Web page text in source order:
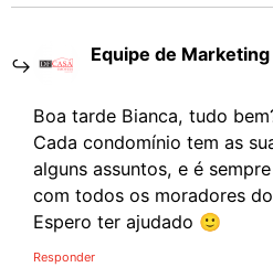
Equipe de Marketing
Boa tarde Bianca, tudo
Cada condomínio tem as
alguns assuntos, e é
com todos os moradores
Espero ter ajudado 🙂
Responder